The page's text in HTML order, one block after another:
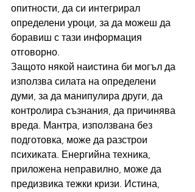
опитности, да си интегрирал
определени уроци, за да можеш да
боравиш с тази информация
отговорно.
Защото някой наистина би могъл да
използва силата на определени
думи, за да манипулира други, да
контролира съзнания, да причинява
вреда. Мантра, използвана без
подготовка, може да разстрои
психиката. Енергийна техника,
приложена неправилно, може да
предизвика тежки кризи. Истина,